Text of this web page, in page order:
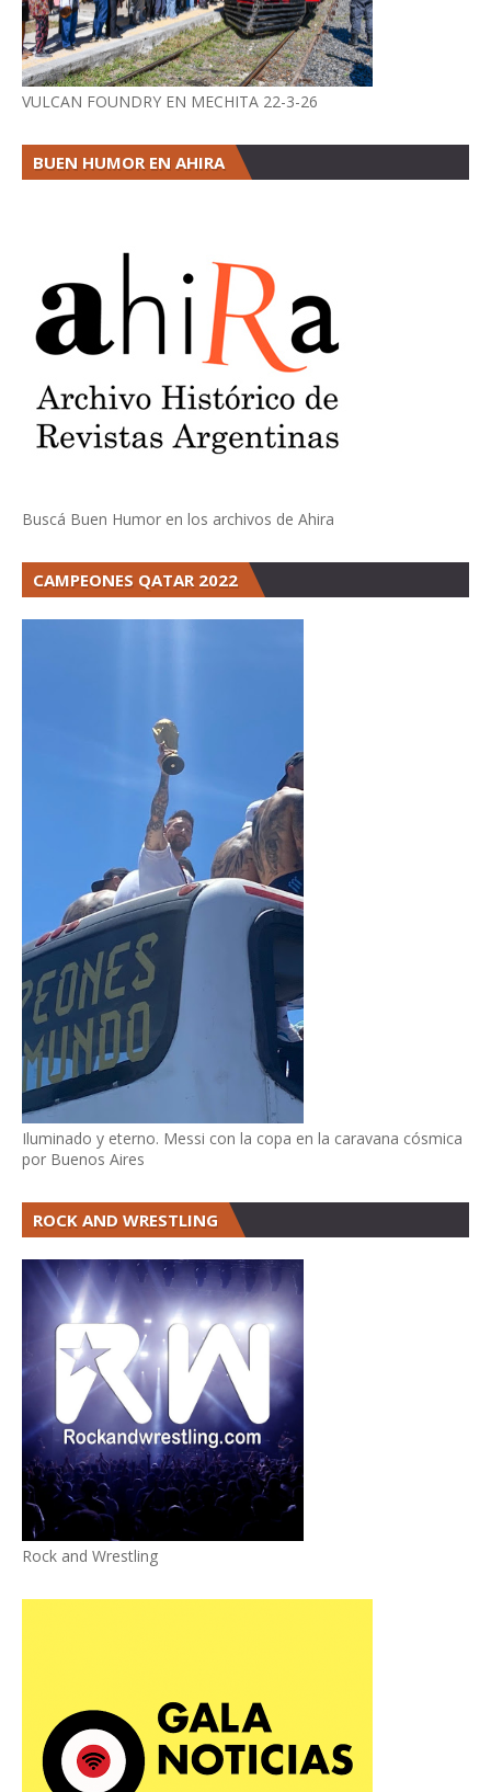
VULCAN FOUNDRY EN MECHITA 22-3-26
BUEN HUMOR EN AHIRA
Buscá Buen Humor en los archivos de Ahira
CAMPEONES QATAR 2022
Iluminado y eterno. Messi con la copa en la caravana cósmica
por Buenos Aires
ROCK AND WRESTLING
Rock and Wrestling